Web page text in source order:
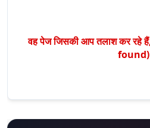
वह पेज जिसकी आप तलाश कर रहे
found)